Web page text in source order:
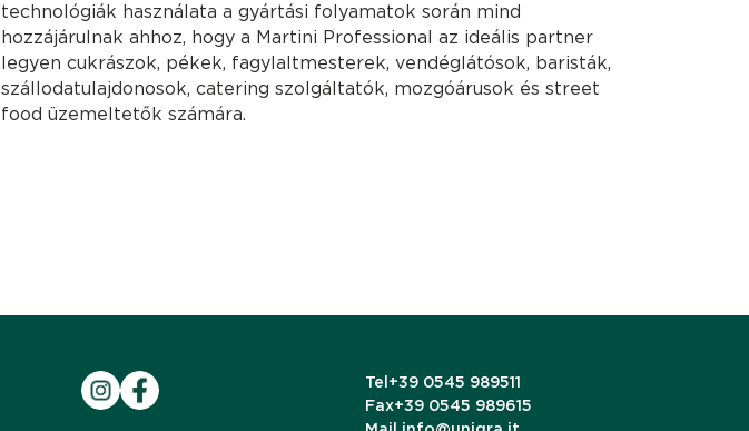
technológiák használata a gyártási folyamatok során mind
hozzájárulnak ahhoz, hogy a Martini Professional az ideális partner
legyen cukrászok, pékek, fagylaltmesterek, vendéglátósok, baristák,
szállodatulajdonosok, catering szolgáltatók, mozgóárusok és street
food üzemeltetők számára.
Tel +39 0545 989511
Fax+39 0545 989615